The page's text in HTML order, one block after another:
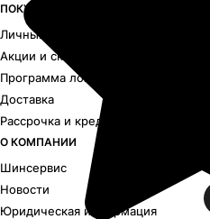
ПОКУПАТЕЛЯМ
Личный кабинет
Акции и скидки
Программа лояльности
Доставка
Рассрочка и кредит
О КОМПАНИИ
Шинсервис
Новости
Юридическая информация